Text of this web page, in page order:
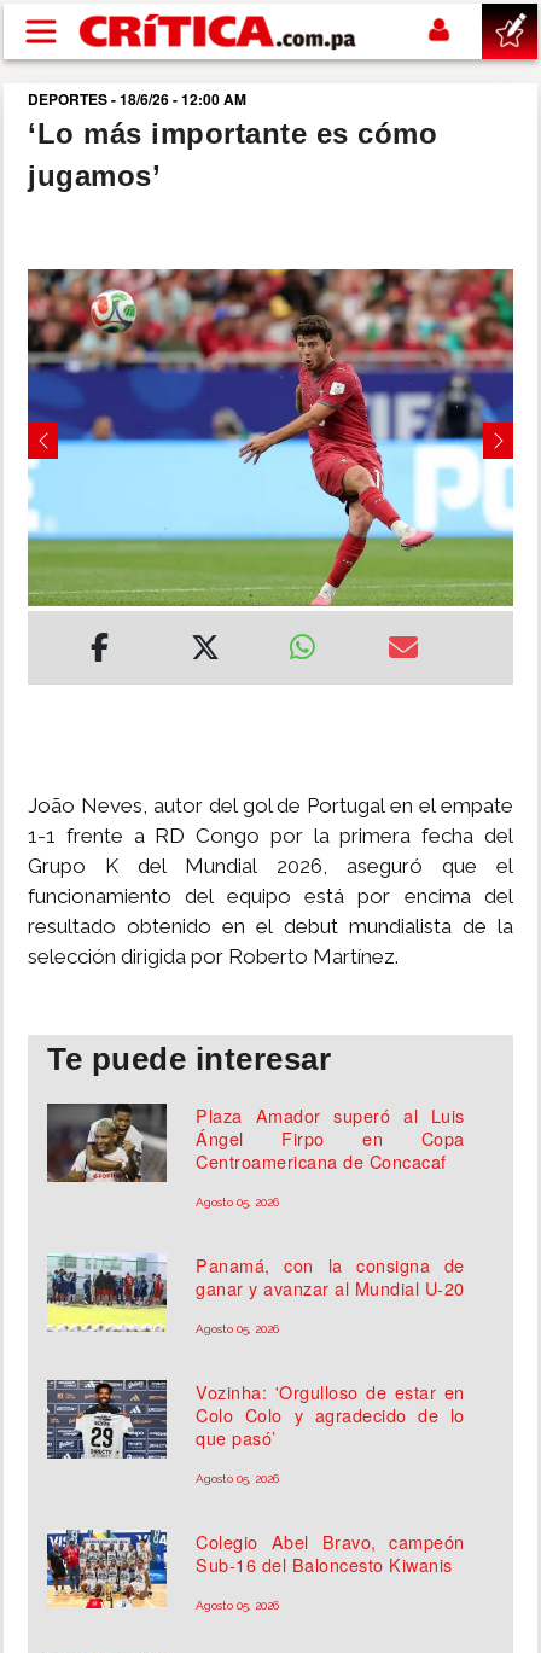
Pasar al contenido principal
buscar
SUCESOS
POLÍTICA
SHOW
DEPORTES
MUNDO
MULTIMEDIA
DEPORTES - 18/6/26 - 12:00 AM
‘Lo más importante es cómo
jugamos’
Previous Next
João Neves, autor del gol de Portugal en el empate
1-1 frente a RD Congo por la primera fecha del
Grupo K del Mundial 2026, aseguró que el
funcionamiento del equipo está por encima del
resultado obtenido en el debut mundialista de la
selección dirigida por Roberto Martínez.
Te puede interesar
Plaza Amador superó al Luis
Ángel Firpo en Copa
Centroamericana de Concacaf
Agosto 05, 2026
Panamá, con la consigna de
ganar y avanzar al Mundial U-20
Agosto 05, 2026
Vozinha: 'Orgulloso de estar en
Colo Colo y agradecido de lo
que pasó’
Agosto 05, 2026
Colegio Abel Bravo, campeón
Sub-16 del Baloncesto Kiwanis
Agosto 05, 2026